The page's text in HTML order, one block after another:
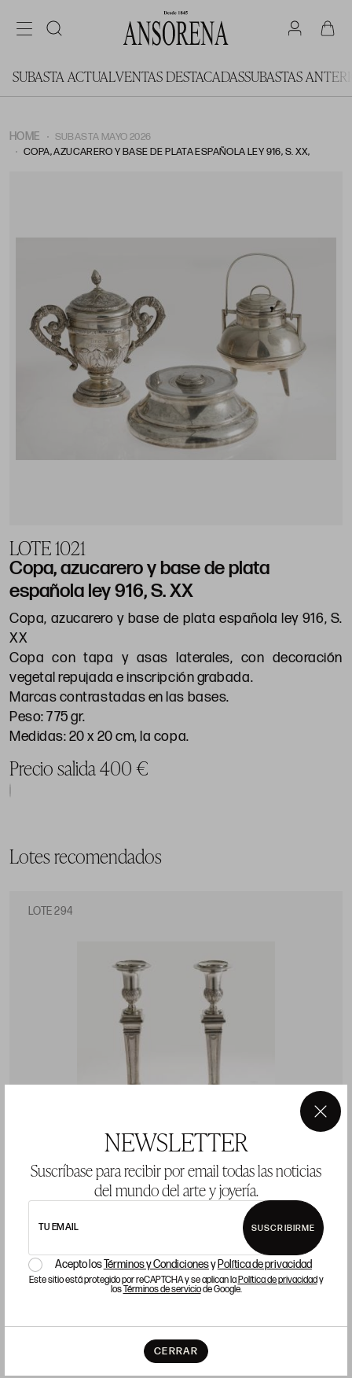
NEWSLETTER
Suscríbase para recibir por email todas las noticias
del mundo del arte y joyería.
TU EMAIL SUSCRIBIRME
Acepto losTérminos y Condicionesy Política de privacidad
Este sitio está protegido por reCAPTCHA y se aplican laPolítica de privacidady
losTérminos de serviciode Google.
CERRAR
×
SUBASTA ACTUALVENTAS DESTACADASSUBASTAS
HOME
SUBASTA MAYO 2026
COPA, AZUCARERO Y BASE DE PLATA ESPAÑOLA LEY 916, S. XX,
LOTE 1021
Copa, azucarero y base de plata
española ley 916, S. XX
Copa, azucarero y base de plata española ley 916, S.
XX
Copa con tapa y asas laterales, con decoración
vegetal repujada e inscripción grabada.
Marcas contrastadas en las bases.
Peso: 775 gr.
Medidas: 20 x 20 cm, la copa.
Precio salida 400 €
Lotes recomendados
LOTE 294
Pareja de candeleros de plata, marcador Maison,
Precio salida 600 €